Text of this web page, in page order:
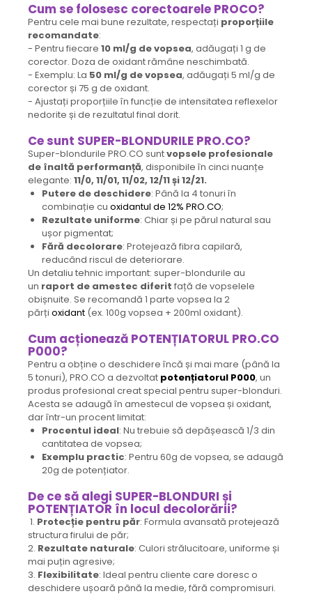
Cum se folosesc corectoarele PROCO?
Pentru cele mai bune rezultate, respectați proporțiile
recomandate:
- Pentru fiecare 10 ml/g de vopsea, adăugați 1 g de
corector. Doza de oxidant rămâne neschimbată.
- Exemplu: La 50 ml/g de vopsea, adăugați 5 ml/g de
corector și 75 g de oxidant.
- Ajustați proporțiile în funcție de intensitatea reflexelor
nedorite și de rezultatul final dorit.
Ce sunt SUPER-BLONDURILE PRO.CO?
Super-blondurile PRO.CO suntvopsele profesionale
de înaltă performanță, disponibile în cinci nuanțe
elegante: 11/0, 11/01, 11/02, 12/11 și 12/21.
Putere de deschidere: Până la 4 tonuri în
combinație cu oxidantul de 12% PRO.CO;
Rezultate uniforme: Chiar și pe părul natural sau
ușor pigmentat;
Fără decolorare: Protejează fibra capilară,
reducând riscul de deteriorare.
Un detaliu tehnic important: super-blondurile au
un raport de amestec diferit față de vopselele
obișnuite. Se recomandă 1 parte vopsea la 2
părți oxidant (ex. 100g vopsea + 200ml oxidant).
Cum acționează POTENȚIATORUL PRO.CO
P000?
Pentru a obține o deschidere încă și mai mare (până la
5 tonuri), PRO.CO a dezvoltat potențiatorul P000, un
produs profesional creat special pentru super-blonduri.
Acesta se adaugă în amestecul de vopsea și oxidant,
dar într-un procent limitat:
Procentul ideal: Nu trebuie să depășească 1/3 din
cantitatea de vopsea;
Exemplu practic: Pentru 60g de vopsea, se adaugă
20g de potențiator.
De ce să alegi SUPER-BLONDURI și
POTENȚIATOR în locul decolorării?
1. Protecție pentru păr: Formula avansată protejează
structura firului de păr;
2. Rezultate naturale: Culori strălucitoare, uniforme și
mai puțin agresive;
3. Flexibilitate: Ideal pentru cliente care doresc o
deschidere ușoară până la medie, fără compromisuri.